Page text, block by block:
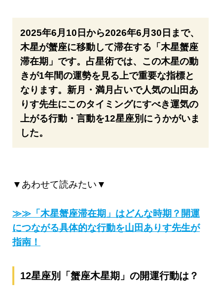
2025年6月10日から2026年6月30日まで、
木星が蟹座に移動して滞在する「木星蟹座
滞在期」です。占星術では、この木星の動
きが1年間の運勢を見る上で重要な指標と
なります。新月・満月占いで人気の山田あ
りす先生にこのタイミングにすべき運気の
上がる行動・言動を12星座別にうかがいま
した。
▼あわせて読みたい▼
≫≫「木星蟹座滞在期」はどんな時期？開運
につながる具体的な行動を山田ありす先生が
指南！
12星座別「蟹座木星期」の開運行動は？